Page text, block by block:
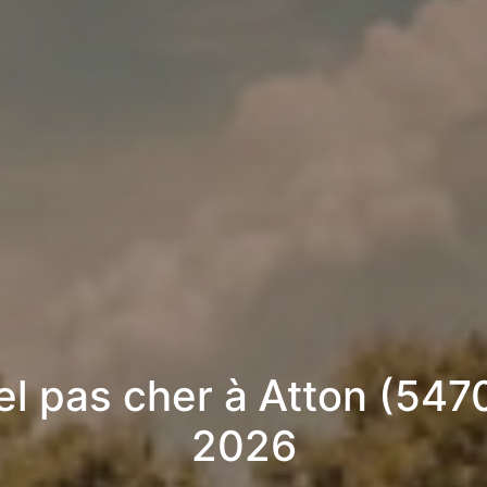
pas cher à Atton
2026